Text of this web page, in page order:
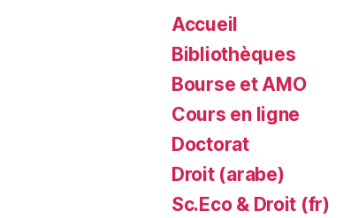
Accueil
Bibliothèques
Bourse et AMO
Cours en ligne
Doctorat
Droit (arabe)
Sc.Eco & Droit (fr)